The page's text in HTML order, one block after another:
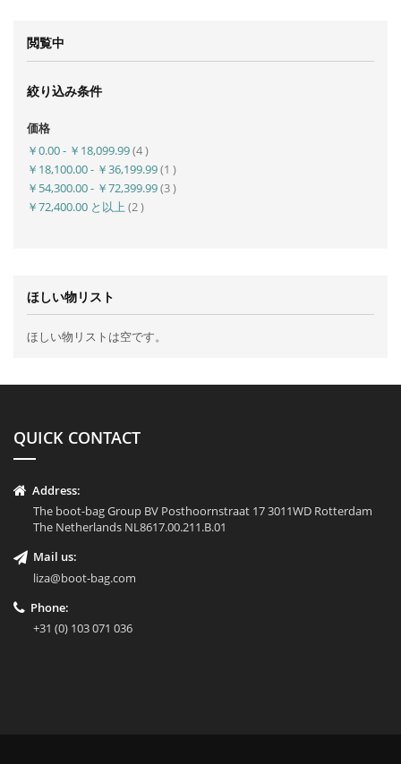
閲覧中
絞り込み条件
価格
￥0.00- ￥18,099.99 4商
品
￥18,100.00- ￥36,199.99 1 商
品
￥54,300.00- ￥72,399.99 3商
￥72,400.00 と以上 2商
ほしい物リスト
ほしい物リストは空です。
QUICK CONTACT
Address:
The boot-bag Group BV Posthoornstraat 17 3011WD Rotterdam
The Netherlands NL8617.00.211.B.01
Mail us:
liza@boot-bag.com
Phone:
+31 (0) 103 071 036